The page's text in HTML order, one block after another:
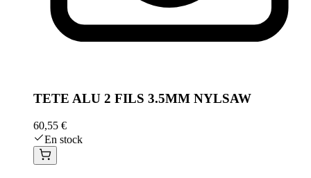
TETE ALU 2 FILS 3.5MM NYLSAW
60,55 €
En stock